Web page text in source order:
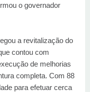
o governador
a revitalização do
contou com
de melhorias
completa. Com 88
para efetuar cerca